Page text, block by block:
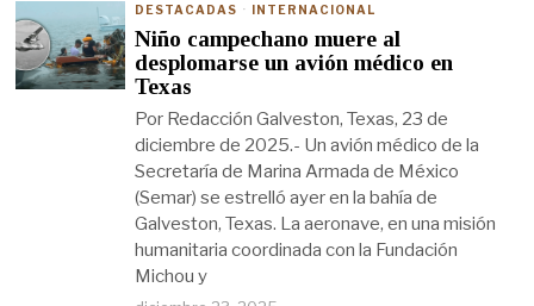
DESTACADAS · INTERNACIONAL
Niño campechano muere al
desplomarse un avión médico en
Texas
Por Redacción Galveston, Texas, 23 de
diciembre de 2025.- Un avión médico de la
Secretaría de Marina Armada de México
(Semar) se estrelló ayer en la bahía de
Galveston, Texas. La aeronave, en una misión
humanitaria coordinada con la Fundación
Michou y